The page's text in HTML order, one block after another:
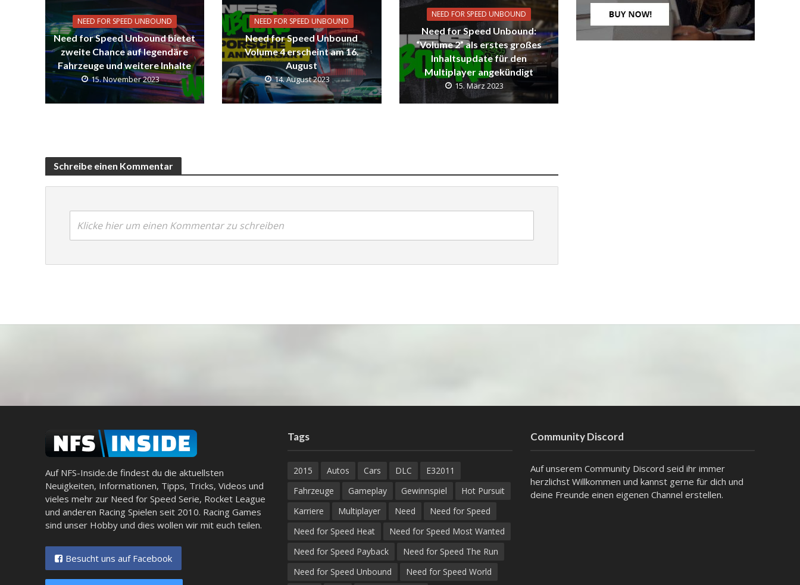
NEED FOR SPEED UNBOUND
Need for Speed Unbound bietet
zweite Chance auf legendäre
Fahrzeuge und weitere Inhalte
15. November 2023
NEED FOR SPEED UNBOUND
Need for Speed Unbound
Volume 4 erscheint am 16.
August
14. August 2023
NEED FOR SPEED UNBOUND
Need for Speed Unbound:
“Volume 2” als erstes großes
Inhaltsupdate für den
Multiplayer angekündigt
15. März 2023
Schreibe einen Kommentar
Klicke hier um einen Kommentar zu schreiben
Auf NFS-Inside.de findest du die aktuellsten
Neuigkeiten, Informationen, Tipps, Tricks, Videos und
vieles mehr zur Need for Speed Serie, Rocket League
und anderen Racing Spielen seit 2010. Racing Games
sind unser Hobby und dies wollen wir mit euch teilen.
Besucht uns auf Facebook
Tags
2015 Autos Cars DLC
E32011
Fahrzeuge
Gameplay Gewinnspiel
Hot Pursuit
Karriere
Multiplayer Need
Need for Speed
Need for Speed Heat
Need for Speed Most Wanted
Need for Speed Payback
Need for Speed The Run
Need for Speed Unbound
Need for Speed World
Community Discord
Auf unserem Community Discord seid ihr immer
herzlichst Willkommen und kannst gerne für dich und
deine Freunde einen eigenen Channel erstellen.